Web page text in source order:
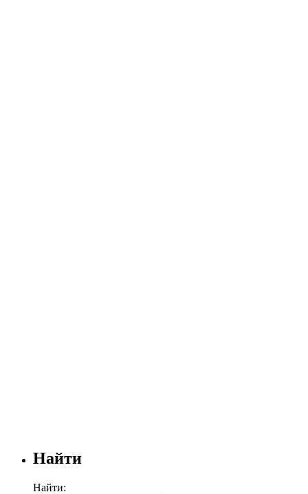
Найти
Найти: